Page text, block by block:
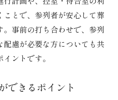
とで、参列者が安心して葬
事前の打ち合わせで、参列
慮が必要な方についても共
ントです。
できるポイント